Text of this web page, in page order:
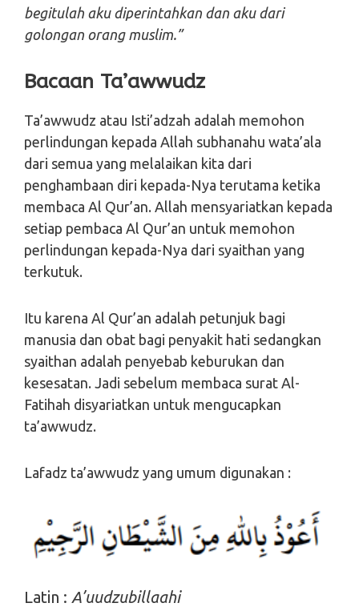
begitulah aku diperintahkan dan aku dari
golongan orang muslim.”
Bacaan Ta’awwudz
Ta’awwudz atau Isti’adzah adalah memohon
perlindungan kepada Allah subhanahu wata’ala
dari semua yang melalaikan kita dari
penghambaan diri kepada-Nya terutama ketika
membaca Al Qur’an. Allah mensyariatkan kepada
setiap pembaca Al Qur’an untuk memohon
perlindungan kepada-Nya dari syaithan yang
terkutuk.
Itu karena Al Qur’an adalah petunjuk bagi
manusia dan obat bagi penyakit hati sedangkan
syaithan adalah penyebab keburukan dan
kesesatan. Jadi sebelum membaca surat Al-
Fatihah disyariatkan untuk mengucapkan
ta’awwudz.
Lafadz ta’awwudz yang umum digunakan :
Latin : A’uudzubillaahi